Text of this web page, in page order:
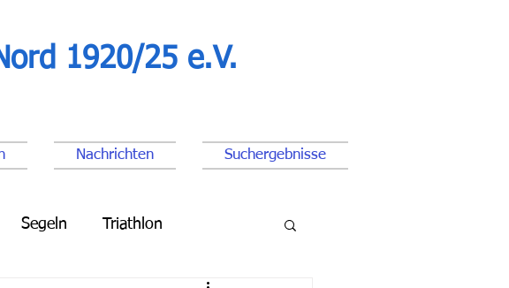
1920/25 e.V.
Nachrichten Suchergebnisse
Segeln Triathlon